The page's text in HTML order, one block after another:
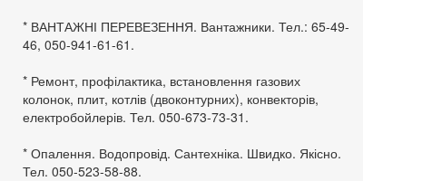
* ВАНТАЖНІ ПЕРЕВЕЗЕННЯ. Вантажники. Тел.: 65-49-
46, 050-941-61-61.
* Ремонт, профілактика, встановлення газових
колонок, плит, котлів (двоконтурних), конвекторів,
електробойлерів. Тел. 050-673-73-31.
* Опалення. Водопровід. Сантехніка. Швидко. Якісно.
Тел. 050-523-58-88.